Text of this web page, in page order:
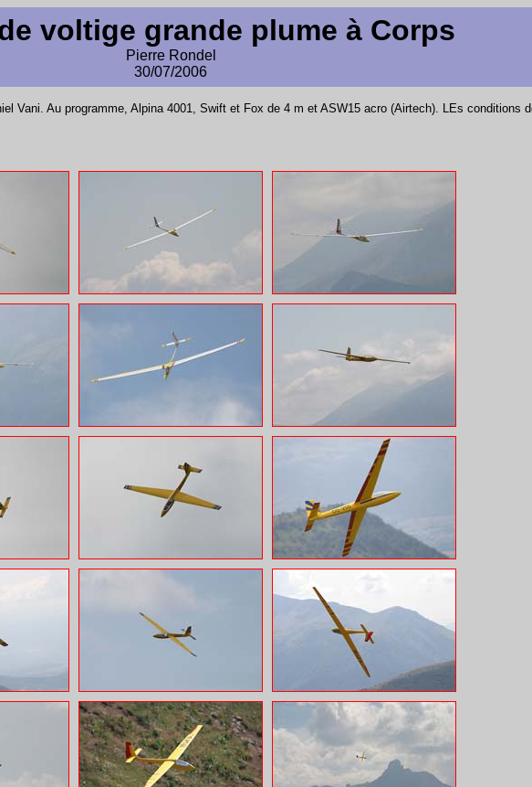
voltige grande plume à Corps
Pierre Rondel
30/07/2006
Vani. Au programme, Alpina 4001, Swift et Fox de 4 m et ASW15 acro (Airtech). LEs conditions